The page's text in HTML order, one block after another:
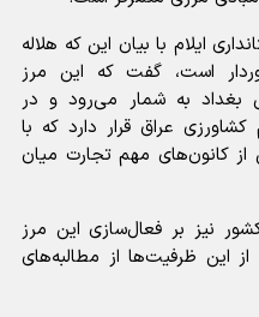
ایلام با بیان این که هلاله
است، گفت که این مرز
بغداد به شمار می‌رود و در
عراق قرار دارد که با
از کانون‌های مهم تجارت میان
نیز بر فعال‌سازی این مرز
از این ظرفیت‌ها از مطالبه‌های